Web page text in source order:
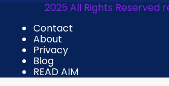
2025 All Rights Reserved
Contact
About
Privacy
Blog
READ AIM